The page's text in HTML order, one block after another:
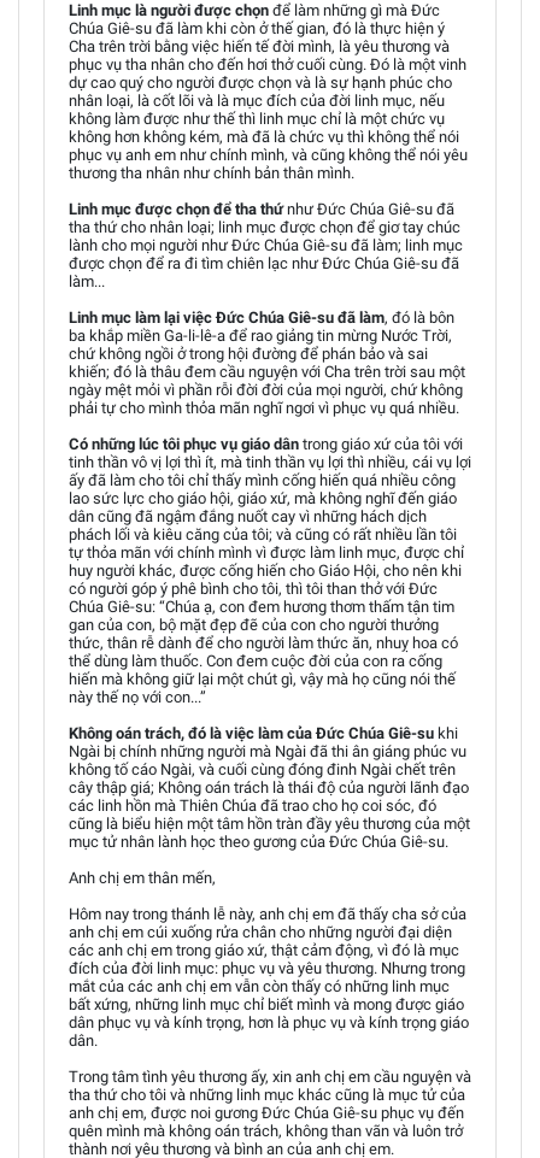
Linh mục là người được chọn để làm những gì mà Đức
Chúa Giê-su đã làm khi còn ở thế gian, đó là thực hiện ý
Cha trên trời bằng việc hiến tế đời mình, là yêu thương và
phục vụ tha nhân cho đến hơi thở cuối cùng. Đó là một vinh
dự cao quý cho người được chọn và là sự hạnh phúc cho
nhân loại, là cốt lõi và là mục đích của đời linh mục, nếu
không làm được như thế thì linh mục chỉ là một chức vụ
không hơn không kém, mà đã là chức vụ thì không thể nói
phục vụ anh em như chính mình, và cũng không thể nói yêu
thương tha nhân như chính bản thân mình.
Linh mục được chọn để tha thứnhư Đức Chúa Giê-su đã
tha thứ cho nhân loại; linh mục được chọn để giơ tay chúc
lành cho mọi người như Đức Chúa Giê-su đã làm; linh mục
được chọn để ra đi tìm chiên lạc như Đức Chúa Giê-su đã
làm...
Linh mục làm lại việc Đức Chúa Giê-su đã làm, đó là bôn
ba khắp miền Ga-li-lê-a để rao giảng tin mừng Nước Trời,
chứ không ngồi ở trong hội đường để phán bảo và sai
khiến; đó là thâu đem cầu nguyện với Cha trên trời sau một
ngày mệt mỏi vì phần rỗi đời đời của mọi người, chứ không
phải tự cho mình thỏa mãn nghĩ ngơi vì phục vụ quá nhiều.
Có những lúc tôi phục vụ giáo dân trong giáo xứ của tôi với
tinh thần vô vị lợi thì ít, mà tinh thần vụ lợi thì nhiều, cái vụ lợi
ấy đã làm cho tôi chỉ thấy mình cống hiến quá nhiều công
lao sức lực cho giáo hội, giáo xứ, mà không nghĩ đến giáo
dân cũng đã ngậm đắng nuốt cay vì những hách dịch
phách lối và kiêu căng của tôi; và cũng có rất nhiều lần tôi
tự thỏa mãn với chính mình vì được làm linh mục, được chỉ
huy người khác, được cống hiến cho Giáo Hội, cho nên khi
có người góp ý phê bình cho tôi, thì tôi than thở với Đức
Chúa Giê-su: “Chúa ạ, con đem hương thơm thấm tận tim
gan của con, bộ mặt đẹp đẽ của con cho người thưởng
thức, thân rễ dành để cho người làm thức ăn, nhuỵ hoa có
thể dùng làm thuốc. Con đem cuộc đời của con ra cống
hiến mà không giữ lại một chút gì, vậy mà họ cũng nói thế
này thế nọ với con...”
Không oán trách, đó là việc làm của Đức Chúa Giê-su khi
Ngài bị chính những người mà Ngài đã thi ân giáng phúc vu
không tố cáo Ngài, và cuối cùng đóng đinh Ngài chết trên
cây thập giá; Không oán trách là thái độ của người lãnh đạo
các linh hồn mà Thiên Chúa đã trao cho họ coi sóc, đó
cũng là biểu hiện một tâm hồn tràn đầy yêu thương của một
mục tử nhân lành học theo gương của Đức Chúa Giê-su.
Anh chị em thân mến,
Hôm nay trong thánh lễ này, anh chị em đã thấy cha sở của
anh chị em cúi xuống rửa chân cho những người đại diện
các anh chị em trong giáo xứ, thật cảm động, vì đó là mục
đích của đời linh mục: phục vụ và yêu thương. Nhưng trong
mắt của các anh chị em vẫn còn thấy có những linh mục
bất xứng, những linh mục chỉ biết mình và mong được giáo
dân phục vụ và kính trọng, hơn là phục vụ và kính trọng giáo
dân.
Trong tâm tình yêu thương ấy, xin anh chị em cầu nguyện và
tha thứ cho tôi và những linh mục khác cũng là mục tử của
anh chị em, được noi gương Đức Chúa Giê-su phục vụ đến
quên mình mà không oán trách, không than vãn và luôn trở
thành nơi yêu thương và bình an của anh chị em.